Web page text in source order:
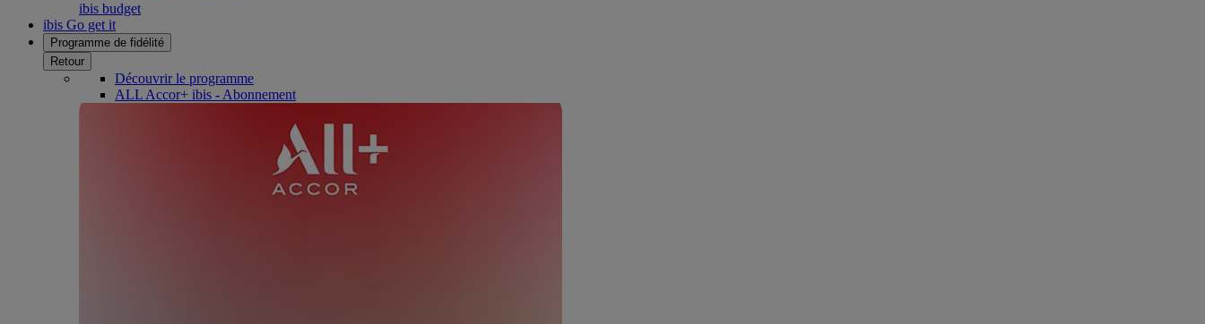
ibis budget
ibis Go get it
Programme de fidélité
Retour
Découvrir le programme
ALL Accor+ ibis - Abonnement